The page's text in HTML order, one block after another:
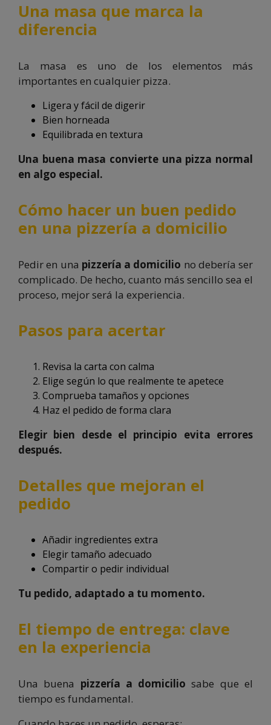
Una masa que marca la
diferencia
La masa es uno de los elementos más
importantes en cualquier pizza.
Ligera y fácil de digerir
Bien horneada
Equilibrada en textura
Una buena masa convierte una pizza normal
en algo especial.
Cómo hacer un buen pedido
en una pizzería a domicilio
Pedir en una pizzería a domicilio no debería ser
complicado. De hecho, cuanto más sencillo sea el
proceso, mejor será la experiencia.
Pasos para acertar
Revisa la carta con calma
Elige según lo que realmente te apetece
Comprueba tamaños y opciones
Haz el pedido de forma clara
Elegir bien desde el principio evita errores
después.
Detalles que mejoran el
pedido
Añadir ingredientes extra
Elegir tamaño adecuado
Compartir o pedir individual
Tu pedido, adaptado a tu momento.
El tiempo de entrega: clave
en la experiencia
Una buena pizzería a domicilio sabe que el
tiempo es fundamental.